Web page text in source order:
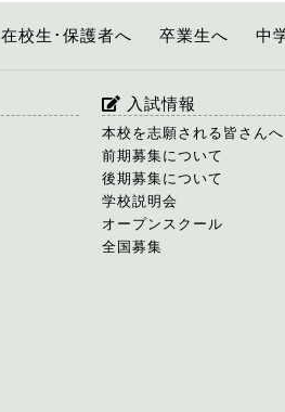
在校生･保護者へ 卒業生へ 中
入試情報
本校を志願される皆さんへ
前期募集について
後期募集について
学校説明会
オープンスクール
全国募集